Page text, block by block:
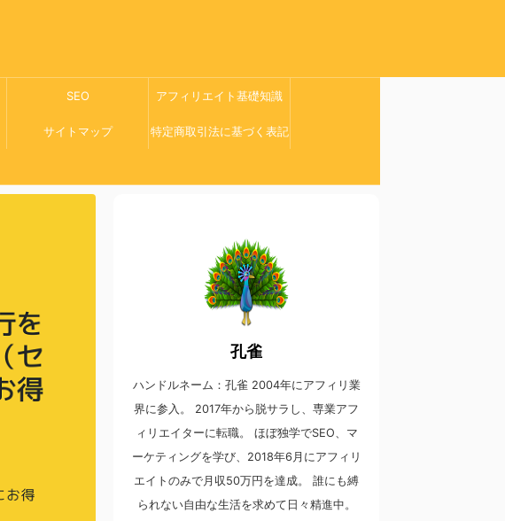
SEO アフィリエイト基礎知識
サイトマップ 特定商取引法に基づく表記
孔雀
ハンドルネーム：孔雀 2004年にアフィリ業
界に参入。 2017年から脱サラし、専業アフ
ィリエイターに転職。 ほぼ独学でSEO、マ
ーケティングを学び、2018年6月にアフィリ
エイトのみで月収50万円を達成。 誰にも縛
られない自由な生活を求めて日々精進中。